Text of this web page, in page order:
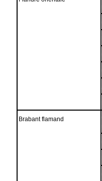
Brabant flamand